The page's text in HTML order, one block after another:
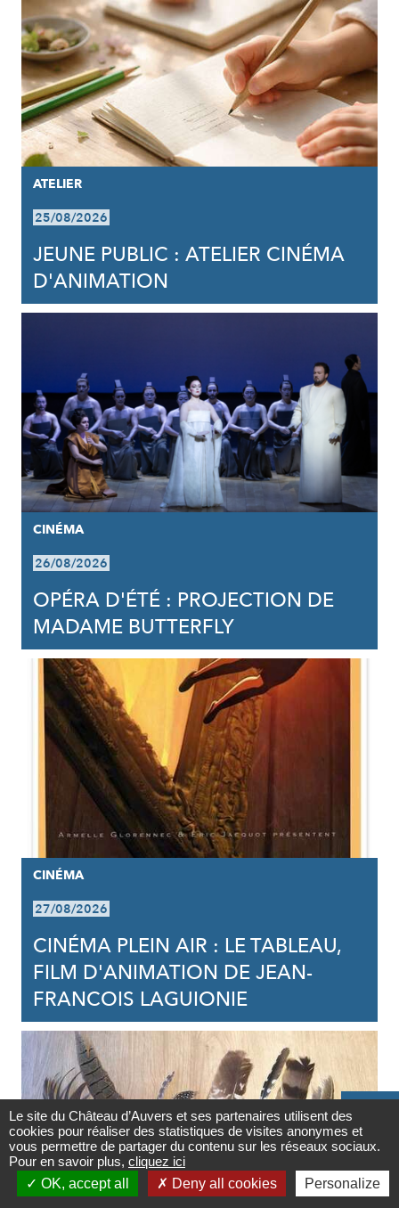
Contact

Newsletter
ATELIER
25/08/2026
JEUNE PUBLIC : ATELIER CINÉMA
D'ANIMATION
CINÉMA
26/08/2026
OPÉRA D'ÉTÉ : PROJECTION DE
MADAME BUTTERFLY
CINÉMA
27/08/2026
CINÉMA PLEIN AIR : LE TABLEAU,
FILM D'ANIMATION DE JEAN-
FRANCOIS LAGUIONIE
Le site du Château d’Auvers et ses partenaires utilisent des
cookies pour réaliser des statistiques de visites anonymes et
vous permettre de partager du contenu sur les réseaux sociaux.
Pour en savoir plus, cliquez ici
OK, accept all
Deny all cookies Personalize